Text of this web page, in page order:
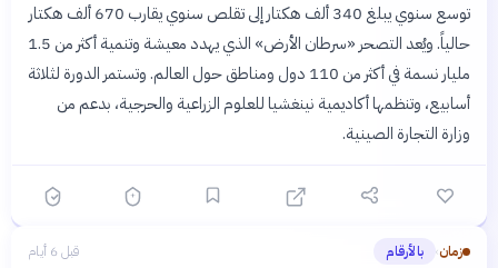
توسع سنوي يبلغ 340 ألف هكتار إلى تقلص سنوي يقارب 670 ألف هكتار
حالياً. ويُعد التصحر «سرطان الأرض» الذي يهدد معيشة وتنمية أكثر من 1.5
مليار نسمة في أكثر من 110 دول ومناطق حول العالم. وتستمر الدورة لثلاثة
أسابيع، وتنظمها أكاديمية نينغشيا للعلوم الزراعية والحرجية، بدعم من
وزارة التجارة الصينية.
زمان› بالأرقام قبل 6 أيام